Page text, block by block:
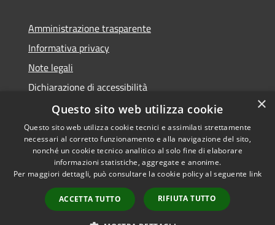
Amministrazione trasparente
Informativa privacy
Note legali
Dichiarazione di accessibilità
Accessibilità
Privacy
Mappa del sito
Copyright © 2026 • Comune di
Recanati • Powered by
Municipium•Accesso
redazione
×
Questo sito web utilizza cookie
Questo sito web utilizza cookie tecnici e assimilati strettamente
necessari al corretto funzionamento e alla navigazione del sito,
nonché un cookie tecnico analitico al solo fine di elaborare
informazioni statistiche, aggregate e anonime.
Per maggiori dettagli, può consultare la cookie policy al seguente link
ACCETTA TUTTO RIFIUTA TUTTO